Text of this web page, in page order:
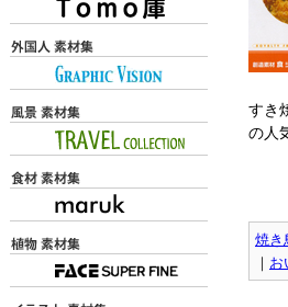
すき
の人
焼き
｜ お